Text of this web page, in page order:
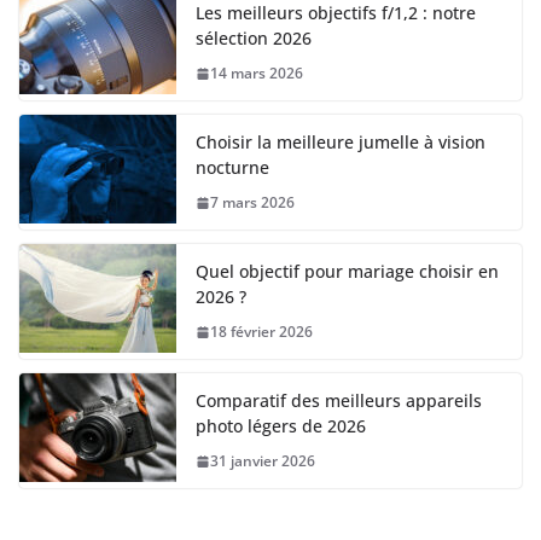
Les meilleurs objectifs f/1,2 : notre
sélection 2026
14 mars 2026
Choisir la meilleure jumelle à vision
nocturne
7 mars 2026
Quel objectif pour mariage choisir en
2026 ?
18 février 2026
Comparatif des meilleurs appareils
photo légers de 2026
31 janvier 2026